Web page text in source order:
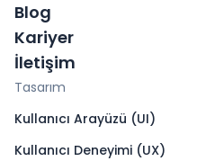
Blog
Kariyer
İletişim
Tasarım
Kullanıcı Arayüzü (UI)
Kullanıcı Deneyimi (UX)